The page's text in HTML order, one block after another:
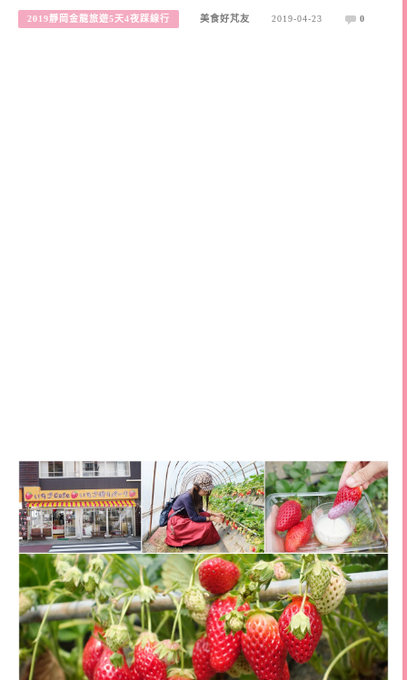
2019靜岡金龍旅遊5天4夜踩線行 美食好芃友 2019-04-23 0